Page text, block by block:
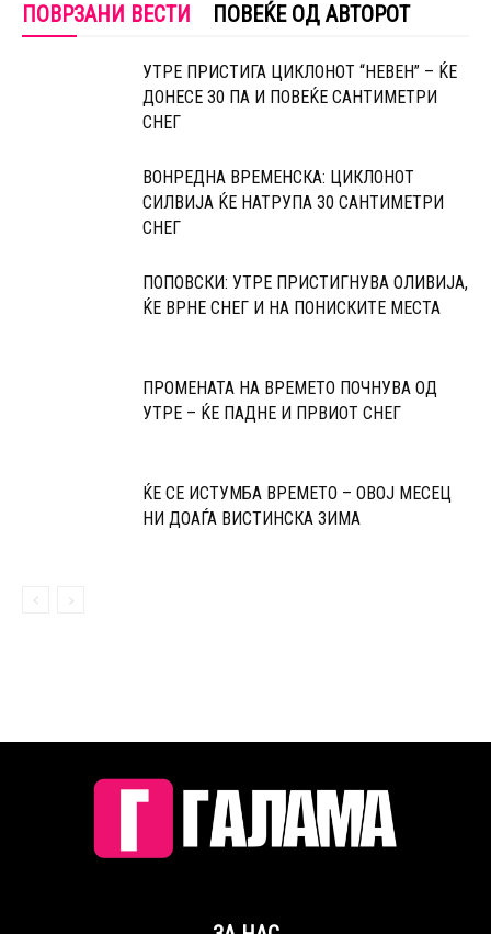
ПОВРЗАНИ ВЕСТИ ПОВЕЌЕ ОД АВТОРОТ
УТРЕ ПРИСТИГА ЦИКЛОНОТ “НЕВЕН” – ЌЕ
ДОНЕСЕ 30 ПА И ПОВЕЌЕ САНТИМЕТРИ
СНЕГ
ВОНРЕДНА ВРЕМЕНСКА: ЦИКЛОНОТ
СИЛВИЈА ЌЕ НАТРУПА 30 САНТИМЕТРИ
СНЕГ
ПОПОВСКИ: УТРЕ ПРИСТИГНУВА ОЛИВИЈА,
ЌЕ ВРНЕ СНЕГ И НА ПОНИСКИТЕ МЕСТА
ПРОМЕНАТА НА ВРЕМЕТО ПОЧНУВА ОД
УТРЕ – ЌЕ ПАДНЕ И ПРВИОТ СНЕГ
ЌЕ СЕ ИСТУМБА ВРЕМЕТО – ОВОЈ МЕСЕЦ
НИ ДОАЃА ВИСТИНСКА ЗИМА